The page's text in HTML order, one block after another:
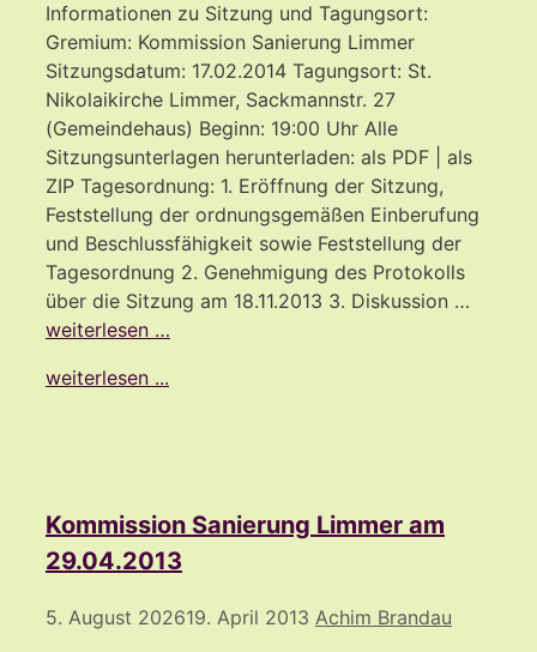
Informationen zu Sitzung und Tagungsort:
Gremium: Kommission Sanierung Limmer
Sitzungsdatum: 17.02.2014 Tagungsort: St.
Nikolaikirche Limmer, Sackmannstr. 27
(Gemeindehaus) Beginn: 19:00 Uhr Alle
Sitzungsunterlagen herunterladen: als PDF | als
ZIP Tagesordnung: 1. Eröffnung der Sitzung,
Feststellung der ordnungsgemäßen Einberufung
und Beschlussfähigkeit sowie Feststellung der
Tagesordnung 2. Genehmigung des Protokolls
über die Sitzung am 18.11.2013 3. Diskussion …
weiterlesen …
weiterlesen ...
Kommission Sanierung Limmer am
29.04.2013
5. August 202619. April 2013 Achim Brandau